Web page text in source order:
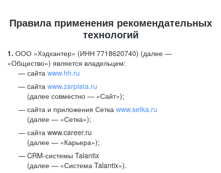
Правила применения рекомендательных
технологий
1. ООО «Хэдхантер» (ИНН 7718620740) (далее —
«Общество») является владельцем:
сайта www.hh.ru
cайта www.zarplata.ru
(далее совместно — «Сайт»);
сайта и приложения Сетка www.setka.ru
(далее — «Сетка»);
сайта www.career.ru
(далее — «Карьера»);
CRM-системы Talantix
(далее — «Система Talantix»).